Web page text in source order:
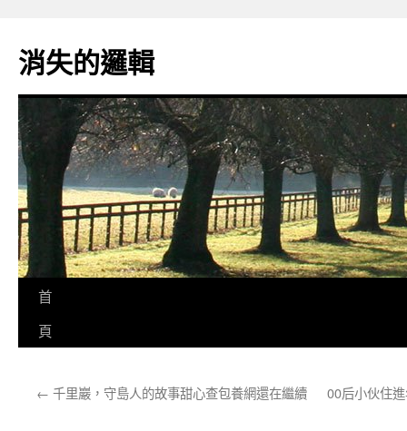
主
要
消失的邏輯
首
頁
← 千里巖，守島人的故事甜心查包養網還在繼續 00后小伙住